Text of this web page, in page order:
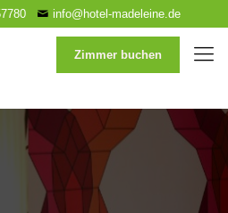
info@hotel-madeleine.de
Zimmer buchen